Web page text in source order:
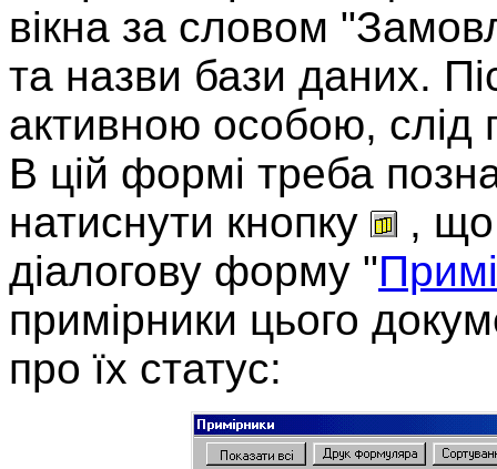
вікна за словом
та назви бази даних.
активною особою,
В цій формі треба
натиснути кнопку
, що
діалогову форму "
примірники цього
про їх статус: